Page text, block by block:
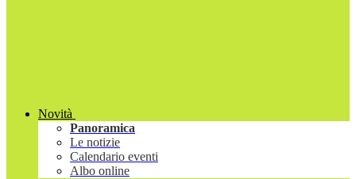
Novità
Panoramica
Le notizie
Calendario eventi
Albo online